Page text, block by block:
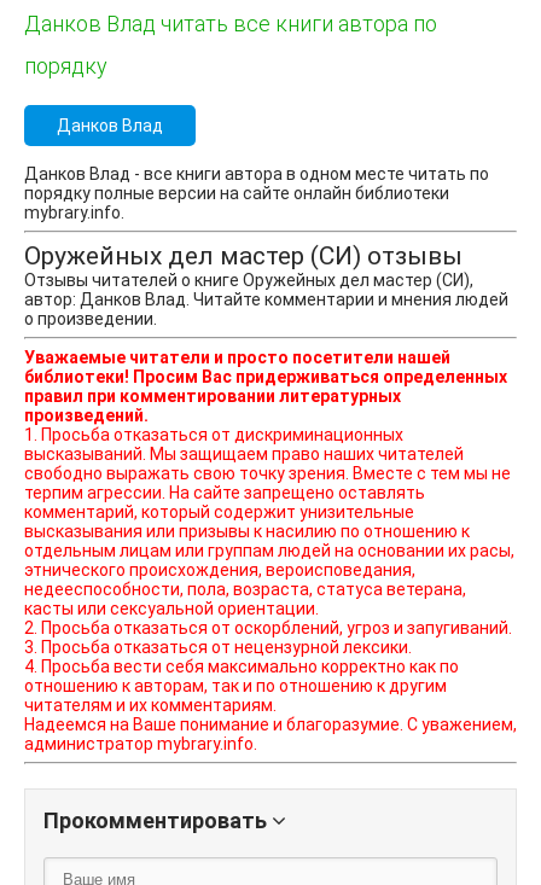
Данков Влад читать все книги автора по
порядку
Данков Влад
Данков Влад - все книги автора в одном месте читать по
порядку полные версии на сайте онлайн библиотеки
mybrary.info.
Оружейных дел мастер (СИ) отзывы
Отзывы читателей о книге Оружейных дел мастер (СИ),
автор: Данков Влад. Читайте комментарии и мнения людей
о произведении.
Уважаемые читатели и просто посетители нашей
библиотеки! Просим Вас придерживаться определенных
правил при комментировании литературных
произведений.
1. Просьба отказаться от дискриминационных
высказываний. Мы защищаем право наших читателей
свободно выражать свою точку зрения. Вместе с тем мы не
терпим агрессии. На сайте запрещено оставлять
комментарий, который содержит унизительные
высказывания или призывы к насилию по отношению к
отдельным лицам или группам людей на основании их расы,
этнического происхождения, вероисповедания,
недееспособности, пола, возраста, статуса ветерана,
касты или сексуальной ориентации.
2. Просьба отказаться от оскорблений, угроз и запугиваний.
3. Просьба отказаться от нецензурной лексики.
4. Просьба вести себя максимально корректно как по
отношению к авторам, так и по отношению к другим
читателям и их комментариям.
Надеемся на Ваше понимание и благоразумие. С уважением,
администратор mybrary.info.
Прокомментировать